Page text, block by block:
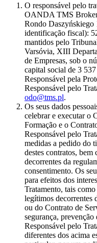
O responsável pelo
OANDA TMS
Rondo Daszyńskiego
identificação fiscal):
mantidos pelo
Varsóvia, XIII
de Empresas, sob o
capital social de 3
Responsável pela
Responsável pelo
odo@tms.pl.
Os seus dados
celebrar e executar o
Formação e o
Responsável pelo
medidas a pedido do
destes contratos,
decorrentes da
consentimento. Os
para efeitos dos
Tratamento, tais
legítimos decorrentes
ou do Contrato de
segurança,
Responsável pelo
diferentes dos acima